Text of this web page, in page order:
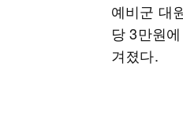
예비군 대
당 3만원
겨졌다.